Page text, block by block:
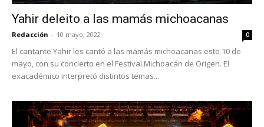
Yahir deleito a las mamás michoacanas
Redacción - 10 mayo, 2022 0
El cantante Yahir les cantó a las mamás michoacanas este 10 de
mayo, con su concierto en el Festival Michoacán de Origen. El
exacadémico interpretó distintos temas...